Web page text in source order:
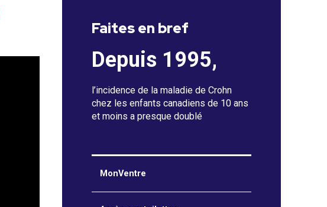
Faites en bref
Depuis 1995,
l’incidence de la maladie de Crohn
chez les enfants canadiens de 10 ans
et moins a presque doublé
MonVentre